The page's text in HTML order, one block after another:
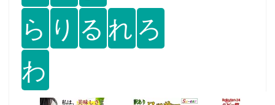
ら り る れ ろ
わ